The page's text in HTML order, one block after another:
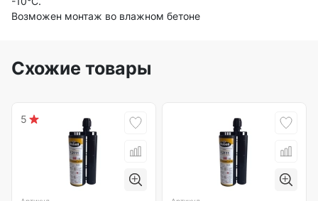
Возможен монтаж во влажном бетоне
Схожие товары
5